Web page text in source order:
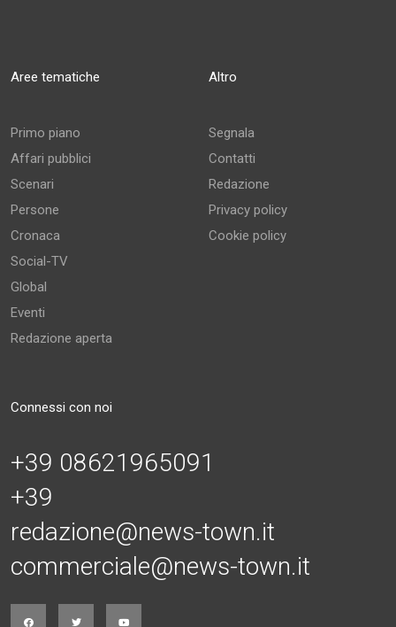
Aree tematiche
Primo piano
Affari pubblici
Scenari
Persone
Cronaca
Social-TV
Global
Eventi
Redazione aperta
Altro
Segnala
Contatti
Redazione
Privacy policy
Cookie policy
Connessi con noi
+39 08621965091
+39
redazione@news-town.it
commerciale@news-town.it